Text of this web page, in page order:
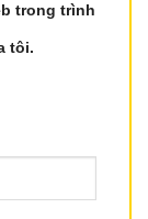
trong trình
tôi.